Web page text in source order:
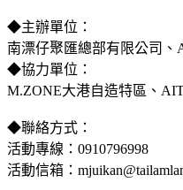
◆主辦單位：
南漂仔聚匯總部有限公司
◆協力單位：
M.ZONE大港自造特區、
◆聯絡方式：
活動專線：0910796998
活動信箱：